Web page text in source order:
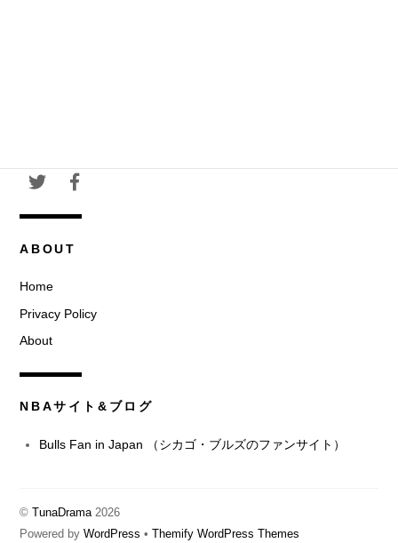
ABOUT
Home
Privacy Policy
About
NBAサイト&ブログ
Bulls Fan in Japan （シカゴ・ブルズのファンサイト）
©TunaDrama2026
Powered byWordPress •Themify WordPress Themes